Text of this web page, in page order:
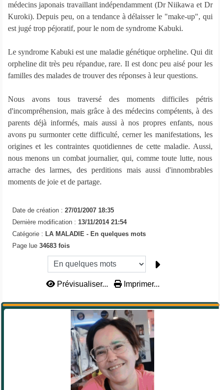
médecins japonais travaillant indépendamment (Dr Niikawa et Dr
Kuroki). Depuis peu, on a tendance à délaisser le "make-up", qui
est jugé trop péjoratif, pour le nom de syndrome Kabuki.
Le syndrome Kabuki est une maladie génétique orpheline. Qui dit
orpheline dit très peu répandue, rare. Il est donc peu aisé pour les
familles des malades de trouver des réponses à leur questions.
Nous avons tous traversé des moments difficiles pétris
d'incompréhension, mais grâce à des médecins compétents, à des
parents déjà informés, mais aussi à nos propres enfants, nous
avons pu surmonter cette difficulté, cerner les manifestations, les
origines et les contraintes quotidiennes de cette maladie. Aussi,
nous menons un combat journalier, qui, comme toute lutte, nous
arrache des larmes, des perditions mais aussi d'innombrables
moments de joie et de partage.
Date de création : 27/01/2007 18:35
Dernière modification : 13/11/2014 21:54
Catégorie : LA MALADIE - En quelques mots
Page lue 34683 fois
Prévisualiser... Imprimer...